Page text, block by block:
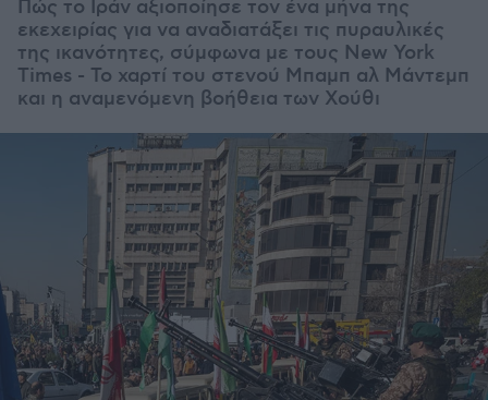
Πώς το Ιράν αξιοποίησε τον ένα μήνα της
εκεχειρίας για να αναδιατάξει τις πυραυλικές
της ικανότητες, σύμφωνα με τους New York
Times - Το χαρτί του στενού Μπαμπ αλ Μάντεμπ
και η αναμενόμενη βοήθεια των Χούθι